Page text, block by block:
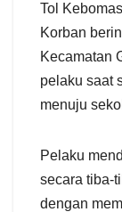
Tol
Korban
Kecamatan
pelaku saat
menuju
Pelaku
secara tiba-
dengan